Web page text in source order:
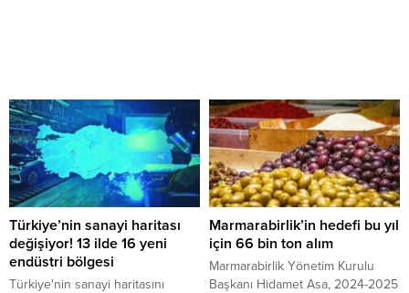
Türkiye’nin sanayi haritası
değişiyor! 13 ilde 16 yeni
endüstri bölgesi
Türkiye'nin sanayi haritasını
Marmarabirlik’in hedefi bu yıl
için 66 bin ton alım
Marmarabirlik Yönetim Kurulu
Başkanı Hidamet Asa, 2024-2025